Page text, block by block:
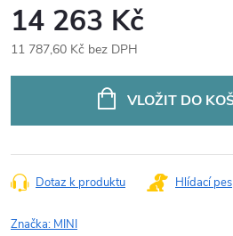
14 263 Kč
11 787,60 Kč bez DPH
VLOŽIT DO
Dotaz k produktu Hlídací pes
Značka: MINI